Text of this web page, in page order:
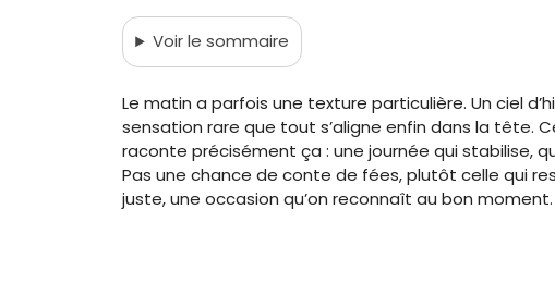
Voirle sommaire
Le matin a parfois une texture particulière. Un ciel
sensation rare que tout s’aligne enfin dans la tête.
raconte précisément ça : une journée qui stabilise,
Pas une chance de conte de fées, plutôt celle qui
juste, une occasion qu’on reconnaît au bon moment.